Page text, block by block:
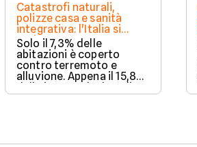
Catastrofi naturali,
polizze casa e sanità
integrativa: l'Italia si
assicura ancora troppo
poco. I dati 2025
Solo il 7,3% delle
abitazioni è coperto
contro terremoto e
alluvione. Appena il 15,8%
delle imprese ha la polizza
catastrofale obbligatoria.